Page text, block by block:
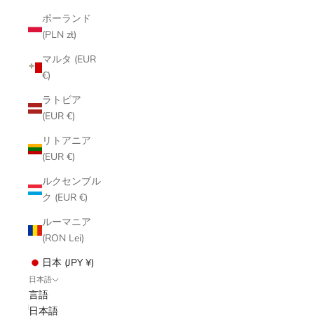
ポーランド
(PLN zł)
マルタ (EUR
€)
ラトビア
(EUR €)
リトアニア
(EUR €)
ルクセンブル
ク (EUR €)
ルーマニア
(RON Lei)
日本 (JPY ¥)
日本語
言語
日本語